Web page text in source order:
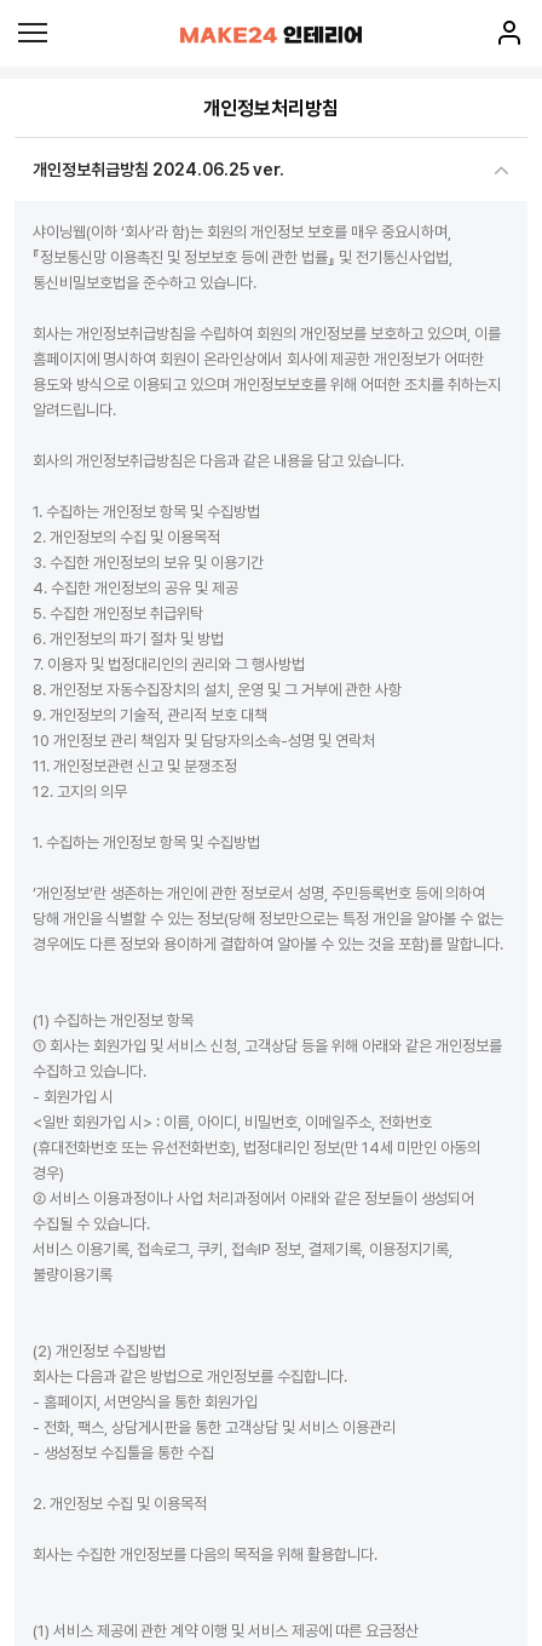
개인정보처리방침
개인정보취급방침 2024.06.25 ver.
샤이닝웹(이하 ‘회사’라 함)는 회원의 개인정보 보호를 매우 중요시하며,
『정보통신망 이용촉진 및 정보보호 등에 관한 법률』 및 전기통신사업법,
통신비밀보호법을 준수하고 있습니다.
회사는 개인정보취급방침을 수립하여 회원의 개인정보를 보호하고 있으며, 이를
홈페이지에 명시하여 회원이 온라인상에서 회사에 제공한 개인정보가 어떠한
용도와 방식으로 이용되고 있으며 개인정보보호를 위해 어떠한 조치를 취하는지
알려드립니다.
회사의 개인정보취급방침은 다음과 같은 내용을 담고 있습니다.
1. 수집하는 개인정보 항목 및 수집방법
2. 개인정보의 수집 및 이용목적
3. 수집한 개인정보의 보유 및 이용기간
4. 수집한 개인정보의 공유 및 제공
5. 수집한 개인정보 취급위탁
6. 개인정보의 파기 절차 및 방법
7. 이용자 및 법정대리인의 권리와 그 행사방법
8. 개인정보 자동수집장치의 설치, 운영 및 그 거부에 관한 사항
9. 개인정보의 기술적, 관리적 보호 대책
10 개인정보 관리 책임자 및 담당자의소속-성명 및 연락처
11. 개인정보관련 신고 및 분쟁조정
12. 고지의 의무
1. 수집하는 개인정보 항목 및 수집방법
‘개인정보’란 생존하는 개인에 관한 정보로서 성명, 주민등록번호 등에 의하여
당해 개인을 식별할 수 있는 정보(당해 정보만으로는 특정 개인을 알아볼 수 없는
경우에도 다른 정보와 용이하게 결합하여 알아볼 수 있는 것을 포함)를 말합니다.
(1) 수집하는 개인정보 항목
① 회사는 회원가입 및 서비스 신청, 고객상담 등을 위해 아래와 같은 개인정보를
수집하고 있습니다.
- 회원가입 시
<일반 회원가입 시> : 이름, 아이디, 비밀번호, 이메일주소, 전화번호
(휴대전화번호 또는 유선전화번호), 법정대리인 정보(만 14세 미만인 아동의
경우)
② 서비스 이용과정이나 사업 처리과정에서 아래와 같은 정보들이 생성되어
수집될 수 있습니다.
서비스 이용기록, 접속로그, 쿠키, 접속IP 정보, 결제기록, 이용정지기록,
불량이용기록
(2) 개인정보 수집방법
회사는 다음과 같은 방법으로 개인정보를 수집합니다.
- 홈페이지, 서면양식을 통한 회원가입
- 전화, 팩스, 상담게시판을 통한 고객상담 및 서비스 이용관리
- 생성정보 수집툴을 통한 수집
2. 개인정보 수집 및 이용목적
회사는 수집한 개인정보를 다음의 목적을 위해 활용합니다.
(1) 서비스 제공에 관한 계약 이행 및 서비스 제공에 따른 요금정산